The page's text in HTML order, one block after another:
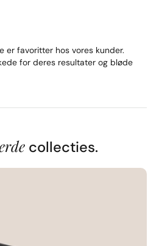
er favoritter hos vores kunder.
for deres resultater og bløde
collecties.